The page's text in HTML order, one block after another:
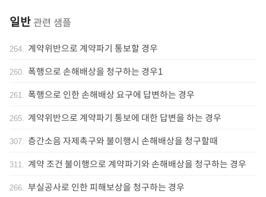
일반 관련 샘플
264. 계약위반으로 계약파기 통보할 경우
260. 폭행으로 손해배상을 청구하는 경우1
261. 폭행으로 인한 손해배상 요구에 답변하는 경우
265. 계약위반으로 계약파기 통보에 대한 답변을 하는 경우
307. 층간소음 자제촉구와 불이행시 손해배상을 청구할때
311. 계약 조건 불이행으로 계약파기와 손해배상을 청구하는 경우
266. 부실공사로 인한 피해보상을 청구하는 경우